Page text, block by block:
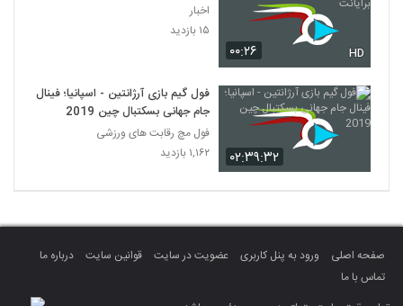
۰۰:۲۶ HD
اخبار
۱۵ بازدید
۰۲:۳۹:۳۲
فول گیم بازی آرژانتین - اسپانیا؛ فینال
جام جهانی بسکتبال چین 2019
فول مچ رقابت های ورزشی
۱,۱۶۲ بازدید
صفحه اصلی ورود به پنل کاربری عضویت در سایت قوانین سایت
درباره ما
تماس با ما